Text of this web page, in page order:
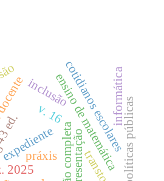
edição completa
v. 16
2025
expediente apresentação
ensino de matemática
cotidianos escolares
inclusão informática
políticas públicas
práxis